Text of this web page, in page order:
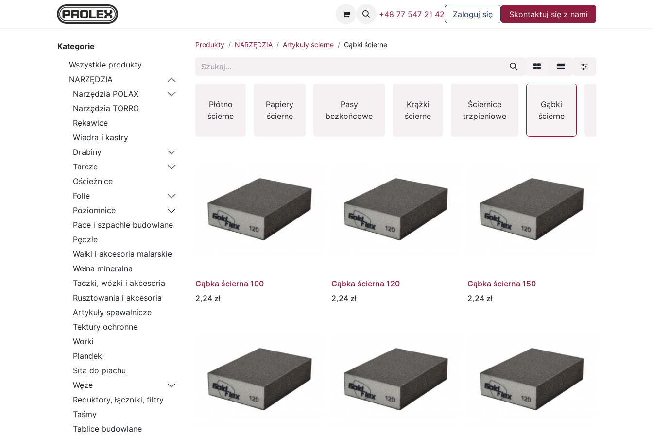
+48 77 547 21 42 Zaloguj się Skontaktuj się z nami
Kategorie
Wszystkie produkty
NARZĘDZIA
Narzędzia POLAX
Narzędzia TORRO
Rękawice
Wiadra i kastry
Drabiny
Tarcze
Ościeżnice
Folie
Poziomnice
Pace i szpachle budowlane
Pędzle
Wałki i akcesoria malarskie
Wełna mineralna
Taczki, wózki i akcesoria
Rusztowania i akcesoria
Artykuły spawalnicze
Tektury ochronne
Worki
Plandeki
Sita do piachu
Węże
Reduktory, łączniki, filtry
Taśmy
Tablice budowlane
Produkty NARZĘDZIA Artykuły ścierne Gąbki ścierne
Płótno
ścierne
Papiery
ścierne
Pasy
bezkońcowe
Krążki
ścierne
Ściernice
trzpieniowe
Gąbki
ścierne
Gąbka ścierna 100
2,24 zł
Gąbka ścierna 120
2,24 zł
Gąbka ścierna 150
2,24 zł